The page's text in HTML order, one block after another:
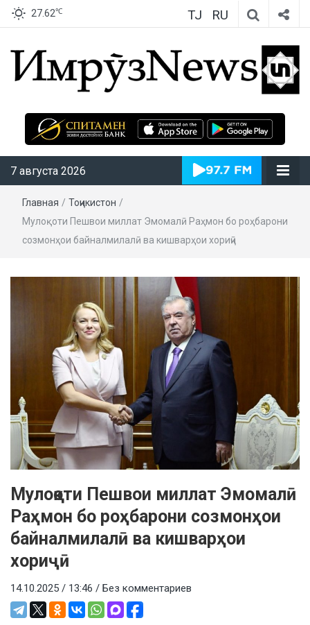
27.62℃ TJ RU
ИмрӯзNews
7 августа 2026
Главная / Тоҷикистон /
Мулоқоти Пешвои миллат Эмомалӣ Раҳмон бо роҳбарони
созмонҳои байналмилалӣ ва кишварҳои хориҷӣ
Мулоқоти Пешвои миллат Эмомалӣ
Раҳмон бо роҳбарони созмонҳои
байналмилалӣ ва кишварҳои
хориҷӣ
14.10.2025 / 13:46 / Без комментариев